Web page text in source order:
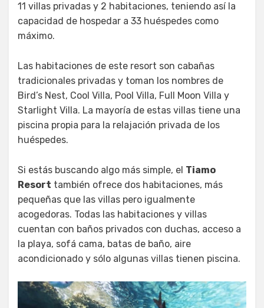
11 villas privadas y 2 habitaciones, teniendo así la
capacidad de hospedar a 33 huéspedes como
máximo.
Las habitaciones de este resort son cabañas
tradicionales privadas y toman los nombres de
Bird’s Nest, Cool Villa, Pool Villa, Full Moon Villa y
Starlight Villa. La mayoría de estas villas tiene una
piscina propia para la relajación privada de los
huéspedes.
Si estás buscando algo más simple, el Tiamo
Resort también ofrece dos habitaciones, más
pequeñas que las villas pero igualmente
acogedoras. Todas las habitaciones y villas
cuentan con baños privados con duchas, acceso a
la playa, sofá cama, batas de baño, aire
acondicionado y sólo algunas villas tienen piscina.